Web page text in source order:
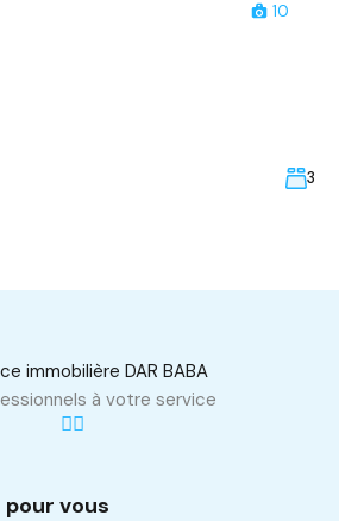
10
3
à votre service
vous